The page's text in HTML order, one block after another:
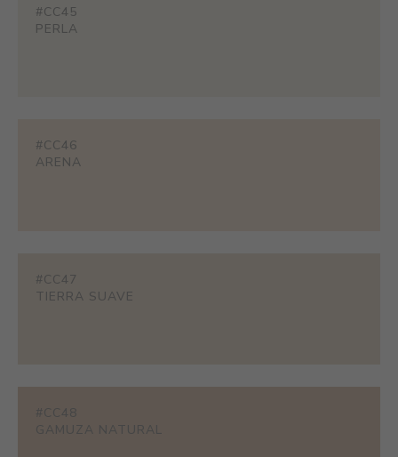
#CC45
PERLA
#CC46
ARENA
#CC47
TIERRA SUAVE
#CC48
GAMUZA NATURAL